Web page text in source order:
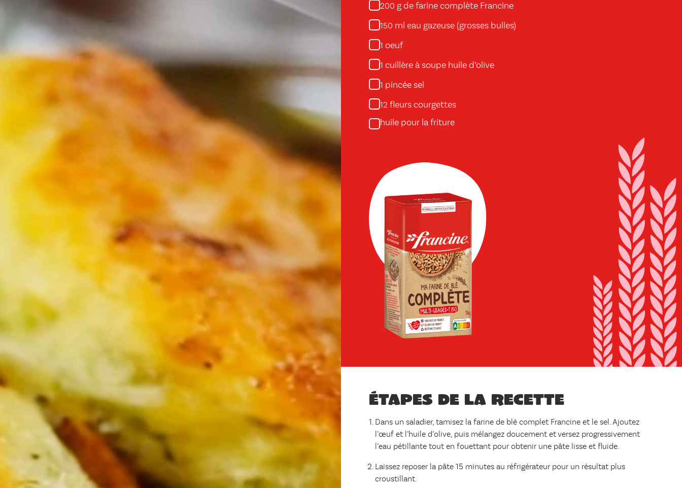
200 g de farine complète Francine
150 ml eau gazeuse (grosses bulles)
1 oeuf
1 cuillère à soupe huile d’olive
1 pincée sel
12 fleurs courgettes
huile pour la friture
Étapes de la recette
Dans un saladier, tamisez la farine de blé complet Francine et le sel. Ajoutez
l’œuf et l’huile d’olive, puis mélangez doucement et versez progressivement
l’eau pétillante tout en fouettant pour obtenir une pâte lisse et fluide.
Laissez reposer la pâte 15 minutes au réfrigérateur pour un résultat plus
croustillant.